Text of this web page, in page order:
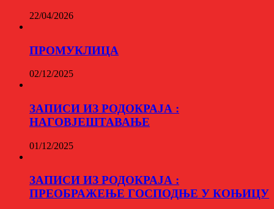
22/04/2026
ПРОМУКЛИЦА
02/12/2025
ЗАПИСИ ИЗ РОДОКРАЈА :
НАГОВЈЕШТАВАЊЕ
01/12/2025
ЗАПИСИ ИЗ РОДОКРАЈА :
ПРЕОБРАЖЕЊЕ ГОСПОДЊЕ У КОЊИЦУ